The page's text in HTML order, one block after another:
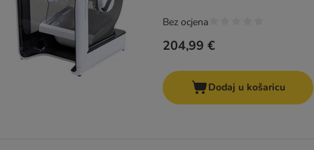
204,99 €
Bez ocjena
Dodaj u košaricu